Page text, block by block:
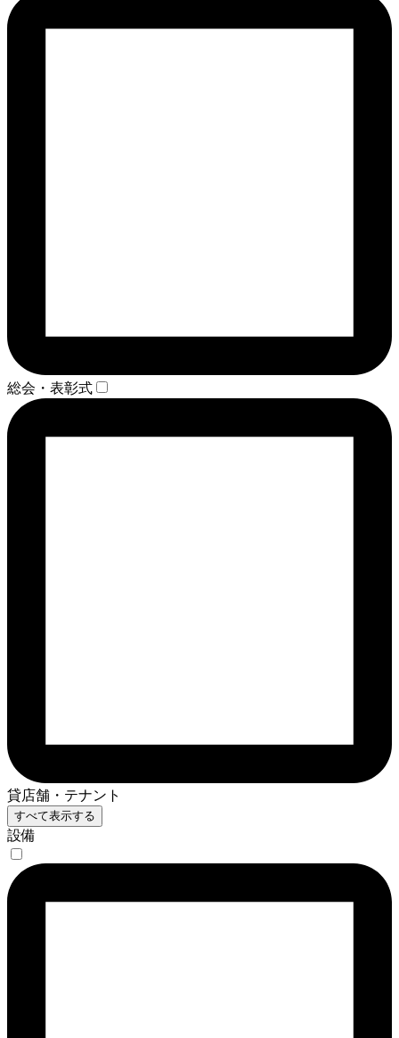
総会・表彰式
貸店舗・テナント
すべて表示する
設備